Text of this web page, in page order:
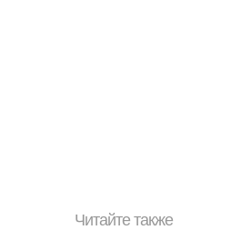
Читайте также